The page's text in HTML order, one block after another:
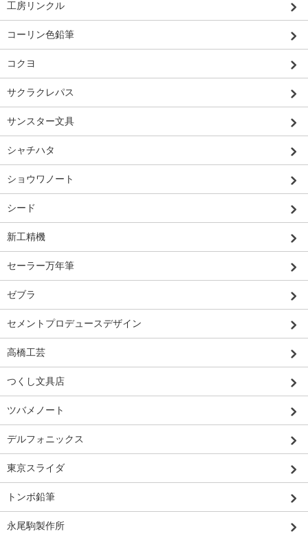
工房リンクル
コーリン色鉛筆
コクヨ
サクラクレパス
サンスター文具
シャチハタ
ショウワノート
シード
新工精機
セーラー万年筆
ゼブラ
セメントプロデュースデザイン
高橋工芸
つくし文具店
ツバメノート
デルフォニックス
東京スライダ
トンボ鉛筆
永尾駒製作所